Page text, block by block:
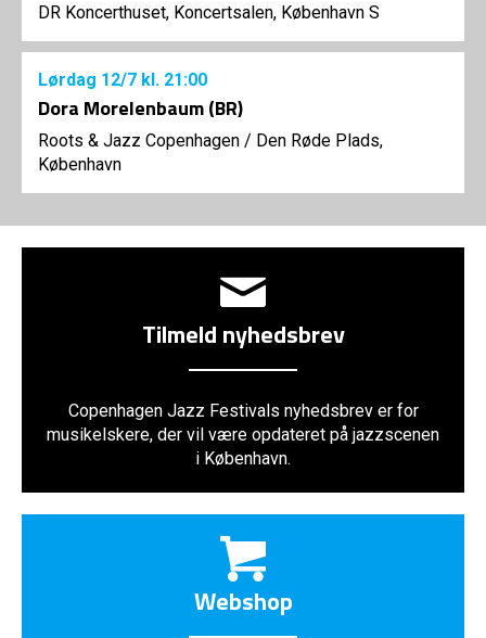
DR Koncerthuset, Koncertsalen, København S
Lørdag 12/7 kl. 21:00
Dora Morelenbaum (BR)
Roots & Jazz Copenhagen / Den Røde Plads,
København
Tilmeld nyhedsbrev
Copenhagen Jazz Festivals nyhedsbrev er for
musikelskere, der vil være opdateret på jazzscenen
i København.
Webshop